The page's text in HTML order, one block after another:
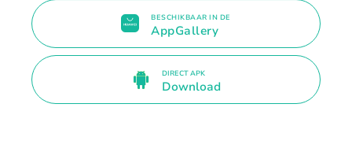
BESCHIKBAAR IN DE
AppGallery
DIRECT APK
Download